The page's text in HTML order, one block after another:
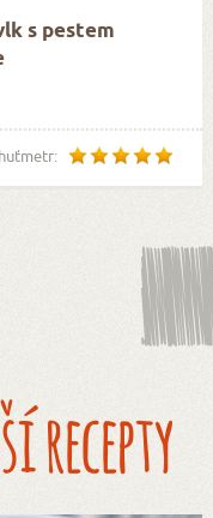
s pestem
recepty